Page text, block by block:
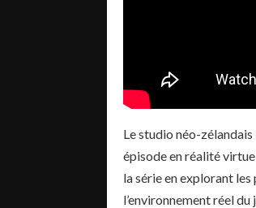
Le studio néo-zélandais
épisode en réalité
la série en explorant
l’environnement réel